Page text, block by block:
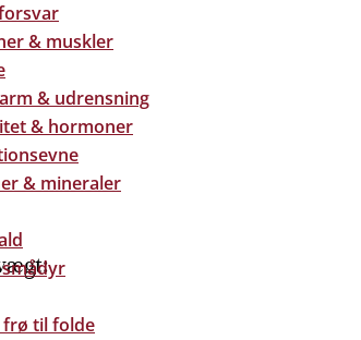
& muskler
& udrensning
& hormoner
& mineraler
frø til folde